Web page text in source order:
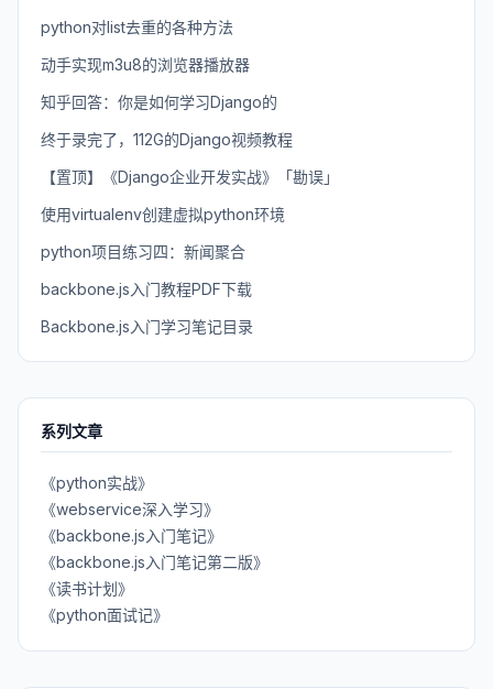
python对list去重的各种方法
动手实现m3u8的浏览器播放器
知乎回答：你是如何学习Django的
终于录完了，112G的Django视频教程
【置顶】《Django企业开发实战》「勘误」
使用virtualenv创建虚拟python环境
python项目练习四：新闻聚合
backbone.js入门教程PDF下载
Backbone.js入门学习笔记目录
系列文章
《python实战》
《webservice深入学习》
《backbone.js入门笔记》
《backbone.js入门笔记第二版》
《读书计划》
《python面试记》